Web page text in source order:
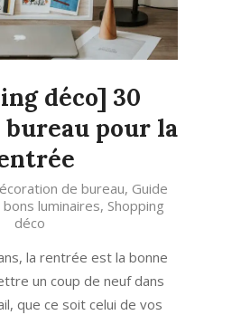
déco] 30
bureau pour la
de bureau, Guide
luminaires, Shopping
déco
la rentrée est la bonne
un coup de neuf dans
que ce soit celui de vos